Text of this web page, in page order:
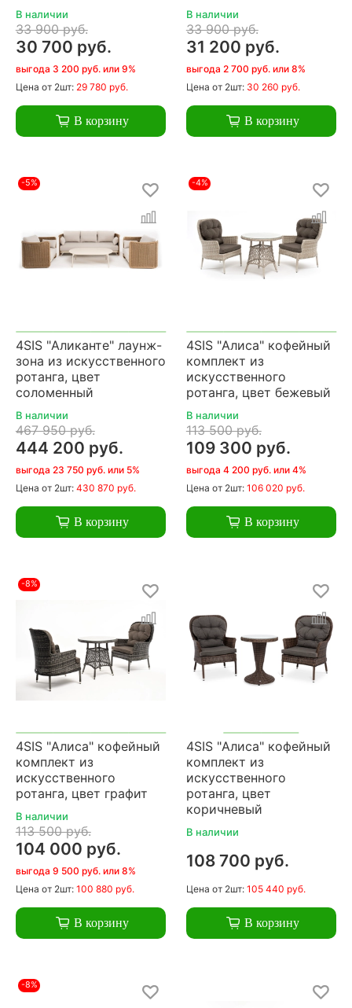
В наличии
33 900 руб.
30 700 руб.
выгода 3 200 руб. или 9%
Цена от 2шт: 29 780 руб.
В корзину
В наличии
33 900 руб.
31 200 руб.
выгода 2 700 руб. или 8%
Цена от 2шт: 30 260 руб.
В корзину
-5%
4SIS "Аликанте" лаунж-
зона из искусственного
ротанга, цвет
соломенный
В наличии
467 950 руб.
444 200 руб.
выгода 23 750 руб. или 5%
Цена от 2шт: 430 870 руб.
В корзину
-4%
4SIS "Алиса" кофейный
комплект из
искусственного
ротанга, цвет бежевый
В наличии
113 500 руб.
109 300 руб.
выгода 4 200 руб. или 4%
Цена от 2шт: 106 020 руб.
В корзину
-8%
4SIS "Алиса" кофейный
комплект из
искусственного
ротанга, цвет графит
В наличии
113 500 руб.
104 000 руб.
выгода 9 500 руб. или 8%
Цена от 2шт: 100 880 руб.
В корзину
4SIS "Алиса" кофейный
комплект из
искусственного
ротанга, цвет
коричневый
В наличии
108 700 руб.
Цена от 2шт: 105 440 руб.
В корзину
-8%